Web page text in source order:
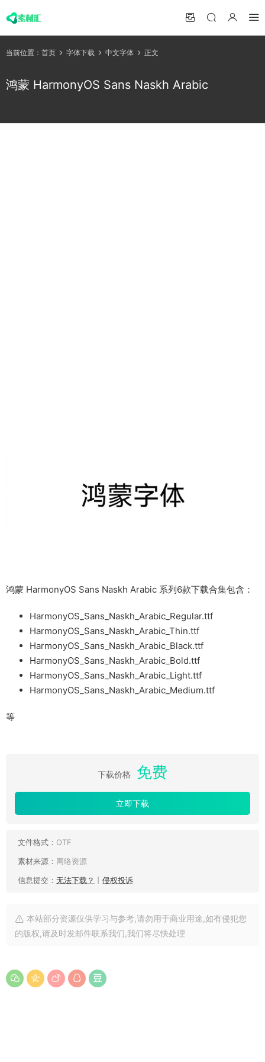
当前位置： 首页 字体下载 中文字体 正文
鸿蒙 HarmonyOS Sans Naskh Arabic
鸿蒙 HarmonyOS Sans Naskh Arabic 系列6款下载合集包含：
HarmonyOS_Sans_Naskh_Arabic_Regular.ttf
HarmonyOS_Sans_Naskh_Arabic_Thin.ttf
HarmonyOS_Sans_Naskh_Arabic_Black.ttf
HarmonyOS_Sans_Naskh_Arabic_Bold.ttf
HarmonyOS_Sans_Naskh_Arabic_Light.ttf
HarmonyOS_Sans_Naskh_Arabic_Medium.ttf
等
下载价格 免费
立即下载
文件格式： OTF
素材来源： 网络资源
信息提交： 无法下载？ 侵权投诉
本站部分资源仅供学习与参考,请勿用于商业用途,如有侵犯您
的版权,请及时发邮件联系我们,我们将尽快处理